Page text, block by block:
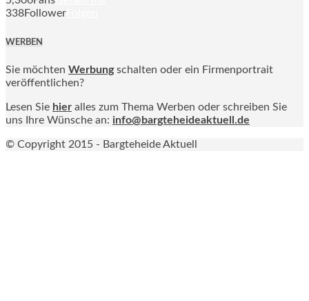
338Follower
WERBEN
Sie möchten Werbung schalten oder ein Firmenportrait
veröffentlichen?
Lesen Sie hier alles zum Thema Werben oder schreiben Sie
uns Ihre Wünsche an: info@bargteheideaktuell.de
© Copyright 2015 - Bargteheide Aktuell